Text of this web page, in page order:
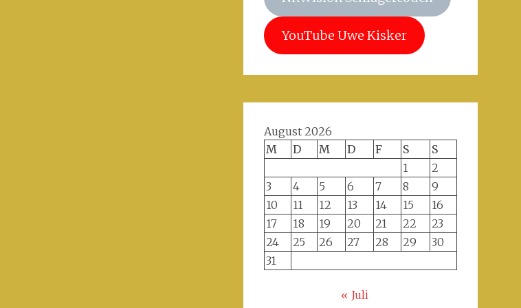
YouTube Uwe Kisker
August 2026
M
D M D F S
S
1
2
3
4 5 6 7 8
9
10
11 12 13 14 15
16
17
18 19 20 21 22
23
24
25 26 27 28 29
30
31
« Juli